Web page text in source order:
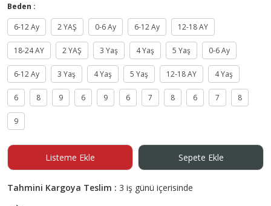
Beden :
6-12 Ay
2 YAŞ 0-6 Ay 6-12 Ay 12-18 AY
18-24 AY 2 YAŞ 3 Yaş 4 Yaş 5 Yaş 0-6 Ay
6-12 Ay 3 Yaş 4 Yaş 5 Yaş 12-18 AY 4 Yaş
6 8 9 6 9 6 7 8 6 7 8
9
Listeme Ekle Sepete Ekle
Tahmini Kargoya Teslim : 3 iş günü içerisinde